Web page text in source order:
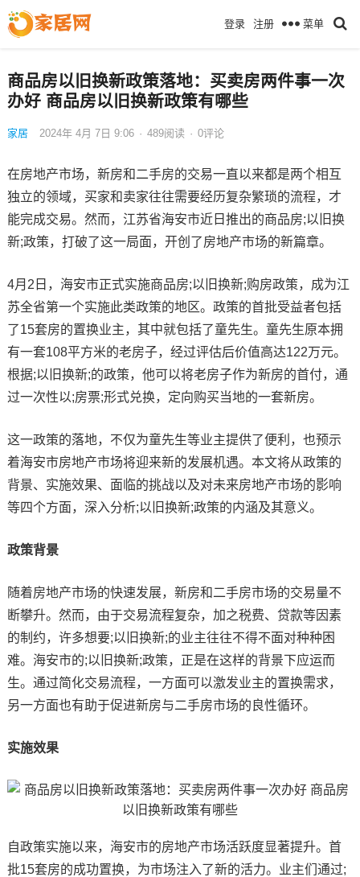
登录 注册 菜单
商品房以旧换新政策落地：买卖房两件事一次
办好 商品房以旧换新政策有哪些
家居 2024年 4月 7日 9:06 · 489阅读 · 0评论
在房地产市场，新房和二手房的交易一直以来都是两个相互
独立的领域，买家和卖家往往需要经历复杂繁琐的流程，才
能完成交易。然而，江苏省海安市近日推出的商品房;以旧换
新;政策，打破了这一局面，开创了房地产市场的新篇章。
4月2日，海安市正式实施商品房;以旧换新;购房政策，成为江
苏全省第一个实施此类政策的地区。政策的首批受益者包括
了15套房的置换业主，其中就包括了童先生。童先生原本拥
有一套108平方米的老房子，经过评估后价值高达122万元。
根据;以旧换新;的政策，他可以将老房子作为新房的首付，通
过一次性以;房票;形式兑换，定向购买当地的一套新房。
这一政策的落地，不仅为童先生等业主提供了便利，也预示
着海安市房地产市场将迎来新的发展机遇。本文将从政策的
背景、实施效果、面临的挑战以及对未来房地产市场的影响
等四个方面，深入分析;以旧换新;政策的内涵及其意义。
政策背景
随着房地产市场的快速发展，新房和二手房市场的交易量不
断攀升。然而，由于交易流程复杂，加之税费、贷款等因素
的制约，许多想要;以旧换新;的业主往往不得不面对种种困
难。海安市的;以旧换新;政策，正是在这样的背景下应运而
生。通过简化交易流程，一方面可以激发业主的置换需求，
另一方面也有助于促进新房与二手房市场的良性循环。
实施效果
自政策实施以来，海安市的房地产市场活跃度显著提升。首
批15套房的成功置换，为市场注入了新的活力。业主们通过;